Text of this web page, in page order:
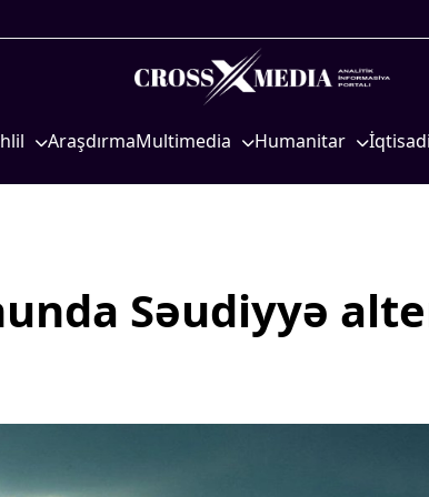
AraşdırmaMultimedia Humanitar
Mədəniyyətimizin Zəfəri
Kənd
Səudiyyə